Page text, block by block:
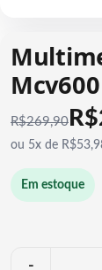
R$269,90
ou 5x de
Em estoque
-